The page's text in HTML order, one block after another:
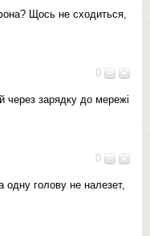
Щось не сходиться,
0
зарядку до мережі
0
голову не налезет,